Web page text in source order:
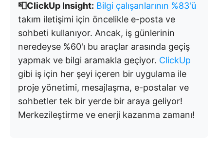
📮ClickUp Insight: Bilgi çalışanlarının %83'ü
takım iletişimi için öncelikle e-posta ve
sohbeti kullanıyor. Ancak, iş günlerinin
neredeyse %60'ı bu araçlar arasında geçiş
yapmak ve bilgi aramakla geçiyor. ClickUp
gibi iş için her şeyi içeren bir uygulama ile
proje yönetimi, mesajlaşma, e-postalar ve
sohbetler tek bir yerde bir araya geliyor!
Merkezileştirme ve enerji kazanma zamanı!